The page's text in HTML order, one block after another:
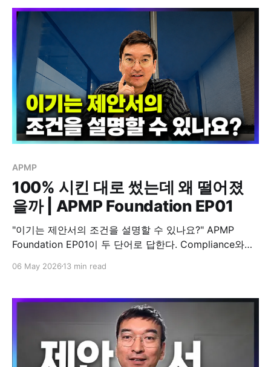
부족한 정보로 가격을 제시해야 했다. 지금 이 본질이 처
음으로 흔들리고 있다. AI가 RFP를
APMP
100% 시킨 대로 썼는데 왜 떨어졌
을까 | APMP Foundation EP01
"이기는 제안서의 조건을 설명할 수 있나요?" APMP
Foundation EP01이 두 단어로 답한다. Compliance와
Matrix 사례 두 가지, Customer Story 전환, Best
06 May 2026 13 min read